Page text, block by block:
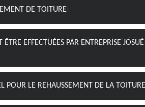
DE TOITURE
EFFECTUÉES PAR ENTREPRISE
POUR LE REHAUSSEMENT DE LA